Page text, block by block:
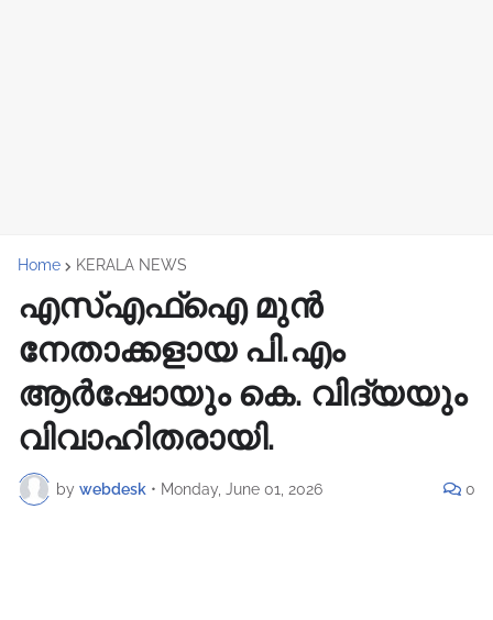
Home KERALA NEWS
എസ്എഫ്ഐ മുൻ
നേതാക്കളായ പി.എം
ആര്‍ഷോയും കെ. വിദ്യയും
വിവാഹിതരായി.
by webdesk • Monday, June 01, 2026 0